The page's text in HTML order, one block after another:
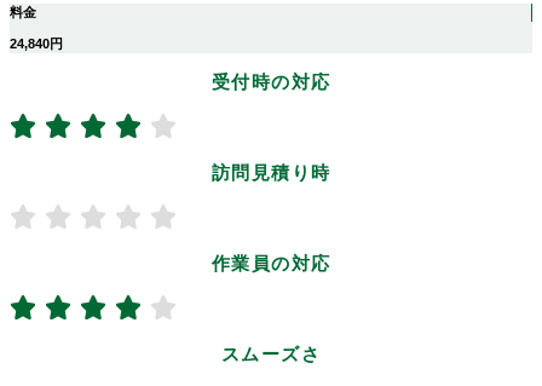
料金
24,840円
受付時の対応
訪問見積り時
作業員の対応
スムーズさ